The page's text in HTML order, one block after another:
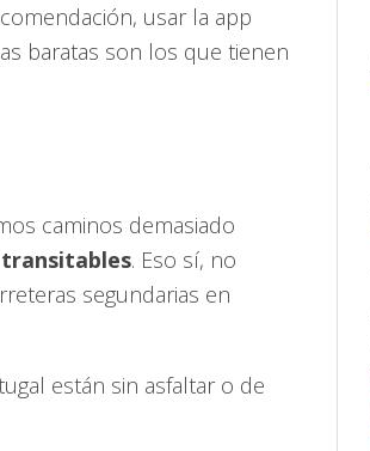
usar la app
baratas son los que tienen
caminos demasiado
transitables. Eso sí, no
segundarias en
están sin asfaltar o de